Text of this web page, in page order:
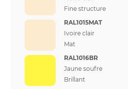
Fine structure
RAL1015MAT
Ivoire clair
Mat
RAL1016BR
Jaune soufre
Brillant